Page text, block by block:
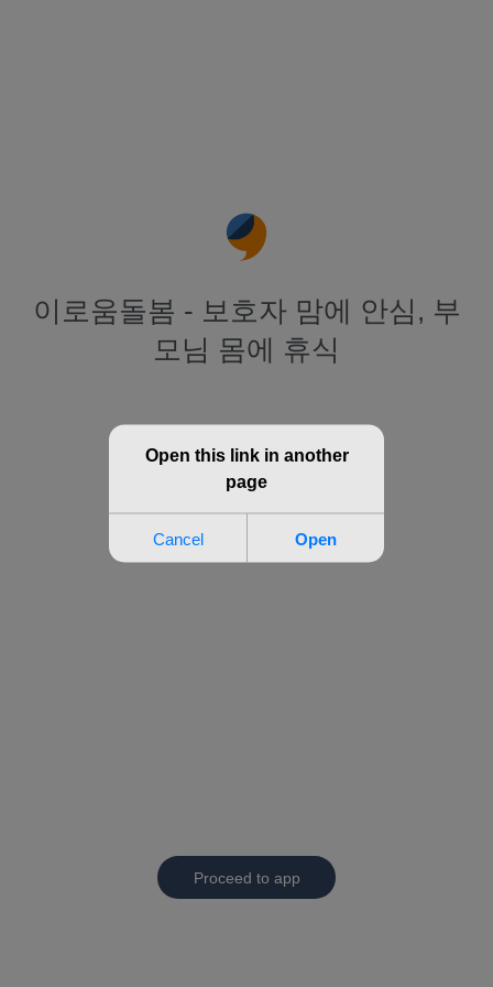
이로움돌봄 - 보호자 맘에 안심, 부
모님 몸에 휴식
Proceed to app